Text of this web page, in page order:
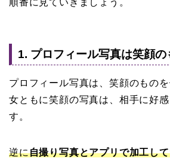
順番に見ていきましょう。
1. プロフィール写真は笑顔の
プロフィール写真は、笑顔のもの
女ともに笑顔の写真は、相手に好
す。
逆に自撮り写真とアプリで加工し